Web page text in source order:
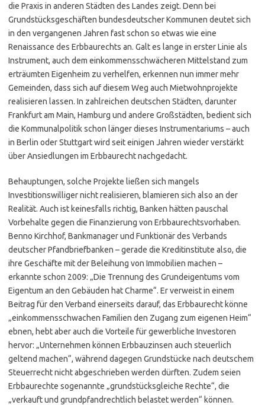
die Praxis in anderen Städten des Landes zeigt. Denn bei
Grundstücksgeschäften bundesdeutscher Kommunen deutet sich
in den vergangenen Jahren fast schon so etwas wie eine
Renaissance des Erbbaurechts an. Galt es lange in erster Linie als
Instrument, auch dem einkommensschwächeren Mittelstand zum
erträumten Eigenheim zu verhelfen, erkennen nun immer mehr
Gemeinden, dass sich auf diesem Weg auch Mietwohnprojekte
realisieren lassen. In zahlreichen deutschen Städten, darunter
Frankfurt am Main, Hamburg und andere Großstädten, bedient sich
die Kommunalpolitik schon länger dieses Instrumentariums – auch
in Berlin oder Stuttgart wird seit einigen Jahren wieder verstärkt
über Ansiedlungen im Erbbaurecht nachgedacht.
Behauptungen, solche Projekte ließen sich mangels
Investitionswilliger nicht realisieren, blamieren sich also an der
Realität. Auch ist keinesfalls richtig, Banken hätten pauschal
Vorbehalte gegen die Finanzierung von Erbbaurechtsvorhaben.
Benno Kirchhof, Bankmanager und Funktionär des Verbands
deutscher Pfandbriefbanken – gerade die Kreditinstitute also, die
ihre Geschäfte mit der Beleihung von Immobilien machen –
erkannte schon 2009: „Die Trennung des Grundeigentums vom
Eigentum an den Gebäuden hat Charme“. Er verweist in einem
Beitrag für den Verband einerseits darauf, das Erbbaurecht könne
„einkommensschwachen Familien den Zugang zum eigenen Heim“
ebnen, hebt aber auch die Vorteile für gewerbliche Investoren
hervor: „Unternehmen können Erbbauzinsen auch steuerlich
geltend machen“, während dagegen Grundstücke nach deutschem
Steuerrecht nicht abgeschrieben werden dürften. Zudem seien
Erbbaurechte sogenannte „grundstücksgleiche Rechte“, die
„verkauft und grundpfandrechtlich belastet werden“ können.